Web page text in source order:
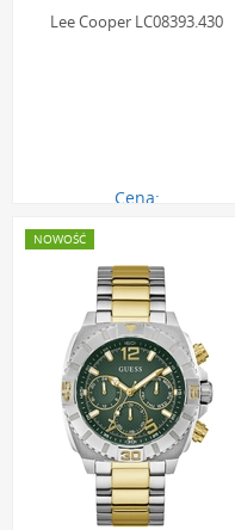
Lee Cooper LC08393.430
Cena:
NOWOŚĆ